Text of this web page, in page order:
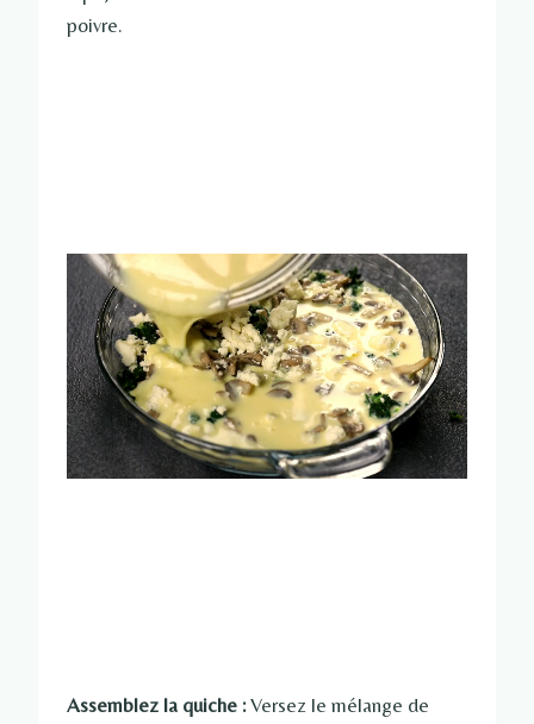
poivre.
Assemblez la quiche :Versez le mélange de